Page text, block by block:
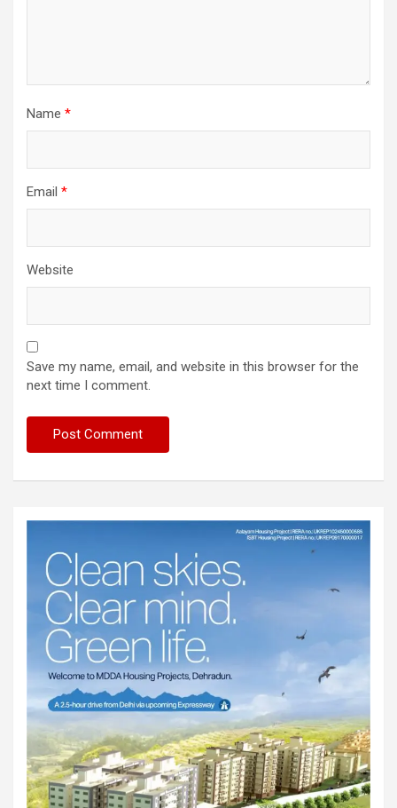
Name *
Email *
Website
Save my name, email, and website in this browser for the
next time I comment.